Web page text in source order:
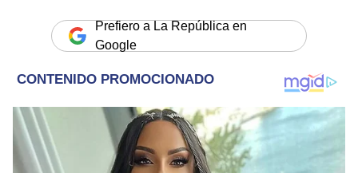
Prefiero a La República en
Google